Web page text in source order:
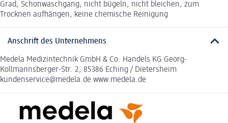
Grad, Schonwaschgang, nicht bügeln, nicht bleichen, zum
Trocknen aufhängen, keine chemische Reinigung
Anschrift des Unternehmens
Medela Medizintechnik GmbH & Co. Handels KG Georg-
Kollmannsberger-Str. 2, 85386 Eching / Dietersheim
kundenservice@medela.de www.medela.de